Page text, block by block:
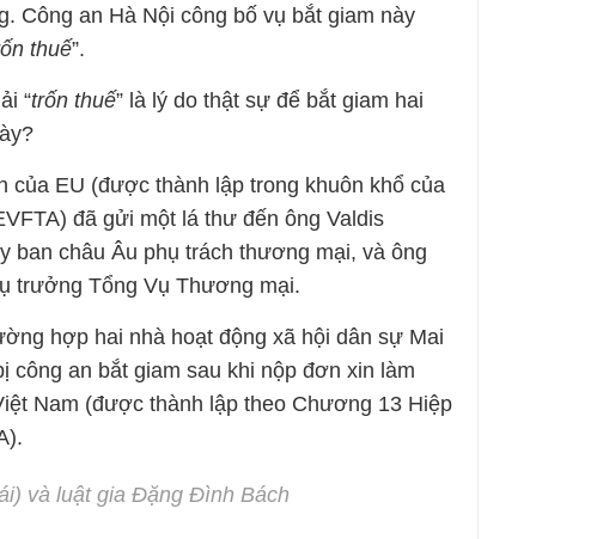
Công an Hà Nội công bố vụ bắt giam này
thuế”.
“trốn thuế” là lý do thật sự để bắt giam hai
của EU (được thành lập trong khuôn khổ của
đã gửi một lá thư đến ông Valdis
ban châu Âu phụ trách thương mại, và ông
trưởng Tổng Vụ Thương mại.
hợp hai nhà hoạt động xã hội dân sự Mai
an bắt giam sau khi nộp đơn xin làm
Nam (được thành lập theo Chương 13 Hiệp
và luật gia Đặng Đình Bách